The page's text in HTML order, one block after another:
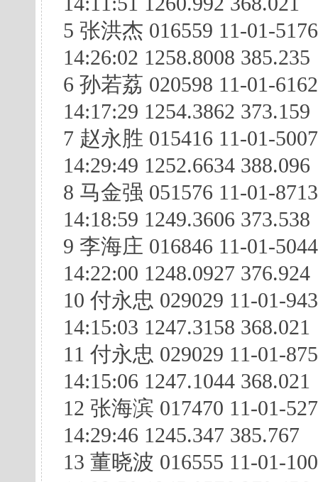
5 张洪杰 016559 11-01-
14:26:02 1258.8008 385.235
6 孙若荔 020598 11-01-
14:17:29 1254.3862 373.159
7 赵永胜 015416 11-01-
14:29:49 1252.6634 388.096
8 马金强 051576 11-01-
14:18:59 1249.3606 373.538
9 李海庄 016846 11-01-
14:22:00 1248.0927 376.924
10 付永忠 029029 11-01-
14:15:03 1247.3158 368.021
11 付永忠 029029 11-01-
14:15:06 1247.1044 368.021
12 张海滨 017470 11-01-
14:29:46 1245.347 385.767
13 董晓波 016555 11-01-